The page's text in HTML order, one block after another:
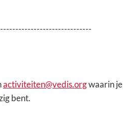
activiteiten@vedis.orgwaarin je
bent.